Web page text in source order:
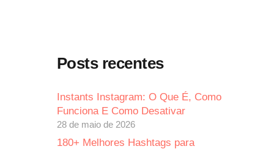
Posts recentes
Instants Instagram: O Que É, Como
Funciona E Como Desativar
28 de maio de 2026
180+ Melhores Hashtags para